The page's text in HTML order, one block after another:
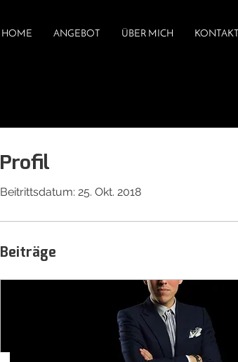
HOME ANGEBOT ÜBER MICH KONTAKT
Profil
Beitrittsdatum: 25. Okt. 2018
Beiträge